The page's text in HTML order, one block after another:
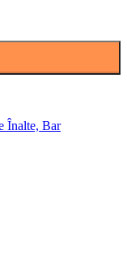
leg
Înalte, Bar